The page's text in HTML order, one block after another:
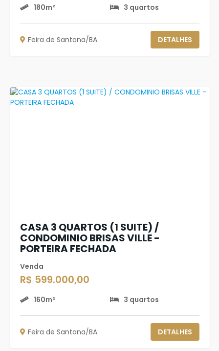
180m² 3 quartos
Feira de Santana/BA DETALHES
CASA 3 QUARTOS (1 SUITE) /
CONDOMINIO BRISAS VILLE -
PORTEIRA FECHADA
Venda
R$ 599.000,00
160m² 3 quartos
Feira de Santana/BA DETALHES